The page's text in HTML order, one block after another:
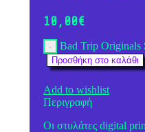
10,00€
Bad Trip Originals
Προσθήκη στο καλάθι
Add to wishlist
Περιγραφή
Οι στυλάτες digital